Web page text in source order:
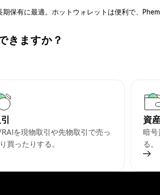
保有に最適。ホットウォレットは便利で、
きますか？
を現物取引や先物取引で売っ
買ったりする。
資
暗号
る。